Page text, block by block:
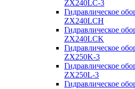
ZX240LC-3
Гидравлическое
ZX240LCH
Гидравлическое
ZX240LCK
Гидравлическое
ZX250K-3
Гидравлическое
ZX250L-3
Гидравлическое